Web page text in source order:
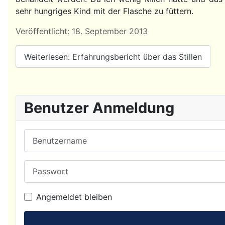
sehr hungriges Kind mit der Flasche zu füttern.
Details
Veröffentlicht: 18. September 2013
Weiterlesen: Erfahrungsbericht über das Stillen
Benutzer Anmeldung
Angemeldet bleiben